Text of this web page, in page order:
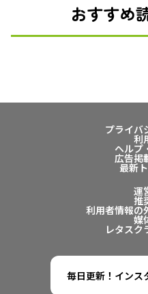
おすすめ
プライバ
利
ヘルプ
広告掲
最新
運
推
利用者情報の
媒
レタスク
毎日更新！インス